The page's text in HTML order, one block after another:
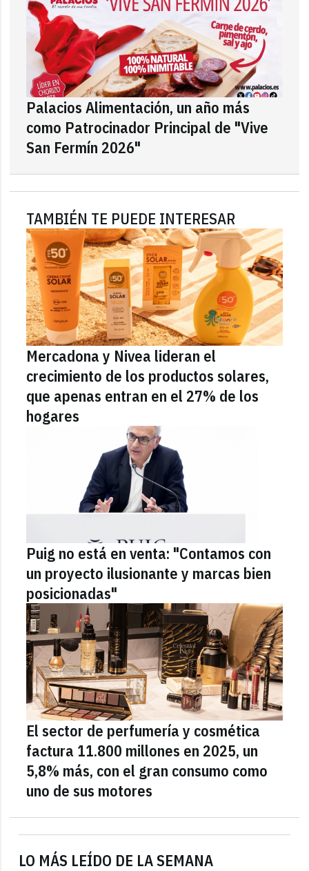
LO MÁS LEÍDO DE LA SEMANA
Palacios Alimentación, un año más
como Patrocinador Principal de "Vive
San Fermín 2026"
TAMBIÉN TE PUEDE INTERESAR
Mercadona y Nivea lideran el
crecimiento de los productos solares,
que apenas entran en el 27% de los
hogares
Puig no está en venta: "Contamos con
un proyecto ilusionante y marcas bien
posicionadas"
El sector de perfumería y cosmética
factura 11.800 millones en 2025, un
5,8% más, con el gran consumo como
uno de sus motores